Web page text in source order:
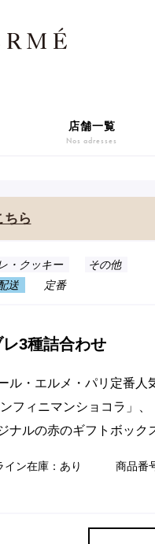
ちら
・クッキー
その他
送
定番
3種詰合わせ
ル・エルメ・パリ定番
フィニマンショコラ」
ナルの赤のギフトボック
イン在庫： あり 商品番
店舗一覧
Nos adresses
アイス
Glaces